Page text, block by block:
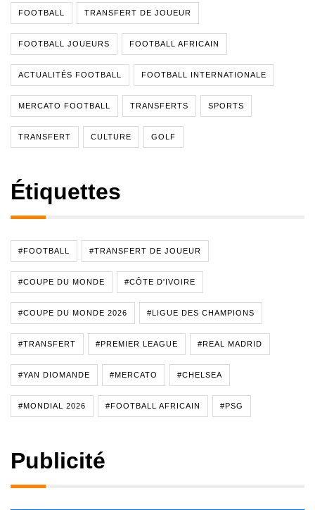
FOOTBALL TRANSFERT DE JOUEUR
FOOTBALL JOUEURS FOOTBALL AFRICAIN
ACTUALITÉS FOOTBALL FOOTBALL INTERNATIONALE
MERCATO FOOTBALL TRANSFERTS SPORTS
TRANSFERT CULTURE GOLF
Étiquettes
#FOOTBALL #TRANSFERT DE JOUEUR
#COUPE DU MONDE #CÔTE D'IVOIRE
#COUPE DU MONDE 2026 #LIGUE DES CHAMPIONS
#TRANSFERT #PREMIER LEAGUE #REAL MADRID
#YAN DIOMANDE #MERCATO #CHELSEA
#MONDIAL 2026 #FOOTBALL AFRICAIN #PSG
Publicité